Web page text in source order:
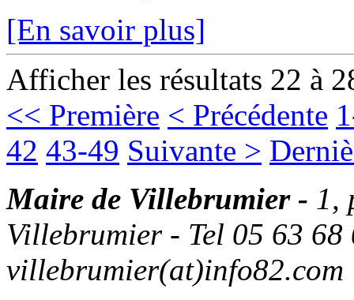
[En savoir plus]
Afficher les résultats 22 à
<< Première < Précédente
42 43-49 Suivante >
Maire de Villebrumier - 1,
Villebrumier - Tel 05 63
villebrumier(at)info82.com